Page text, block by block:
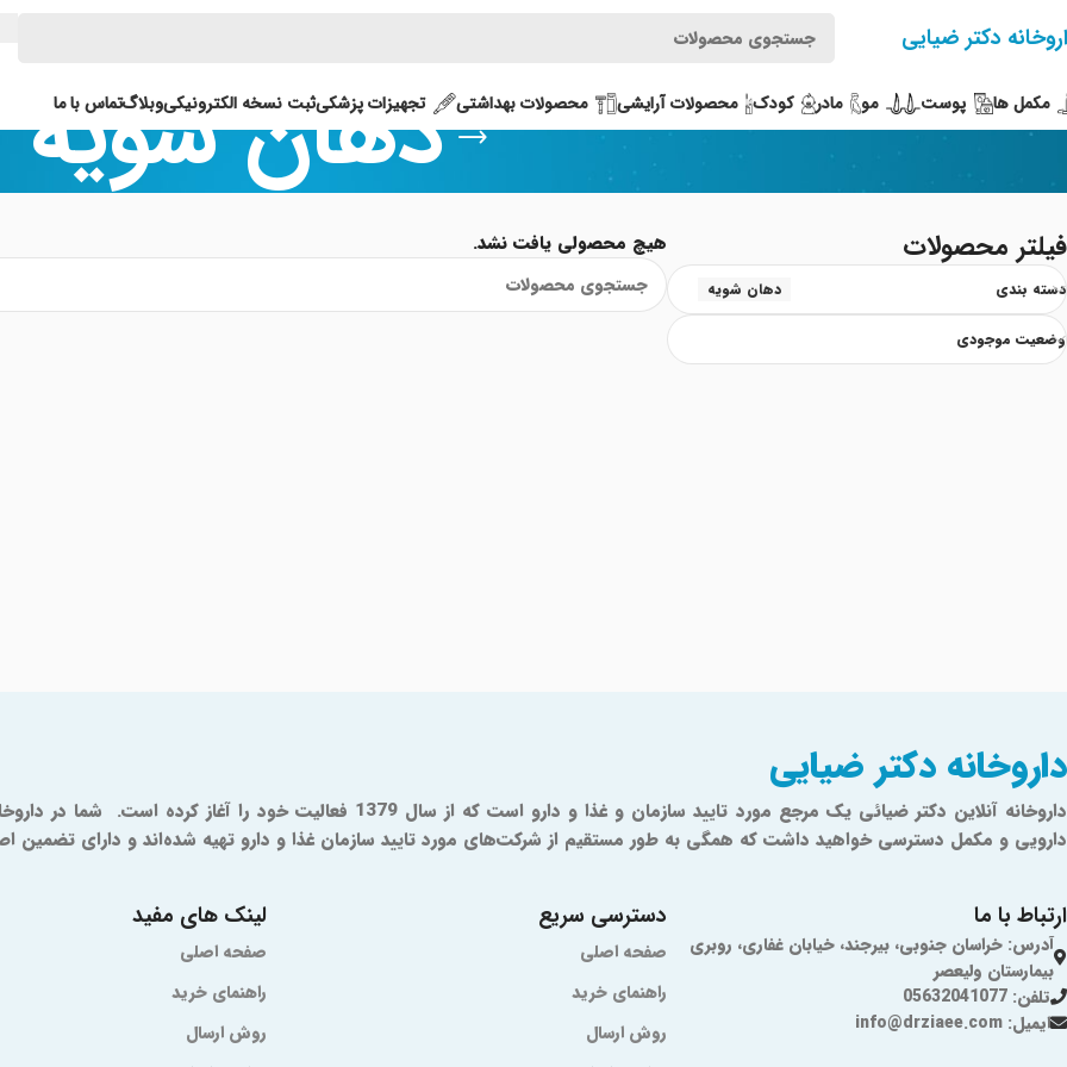
دکتر ضیایی
مکمل ها پوست مو مادر کودک محصولات آرایشی محصولات بهداشتی تجهیزات پزشکیثبت نسخه الکترونیکیوبلاگتماس با ما
دهان شویه
فیلتر محصولات
دسته بندی دهان شویه
وضعیت موجودی
هیچ محصولی یافت نشد.
داروخانه دکتر ضیایی
دارویی و مکمل دسترسی خواهید داشت که همگی به طور مستقیم از شرکت‌های مورد تایید سازمان غذا و دارو تهیه شده‌اند و دارای تضمین
ارتباط با ما
آدرس: خراسان جنوبی، بیرجند، خیابان غفاری، روبری
بیمارستان ولیعصر
تلفن: 05632041077
ایمیل: info@drziaee.com
دسترسی سریع
صفحه اصلی
راهنمای خرید
روش ارسال
لینک های مفید
صفحه اصلی
راهنمای خرید
روش ارسال